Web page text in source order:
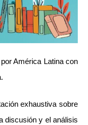
América Latina con
exhaustiva sobre
discusión y el análisis